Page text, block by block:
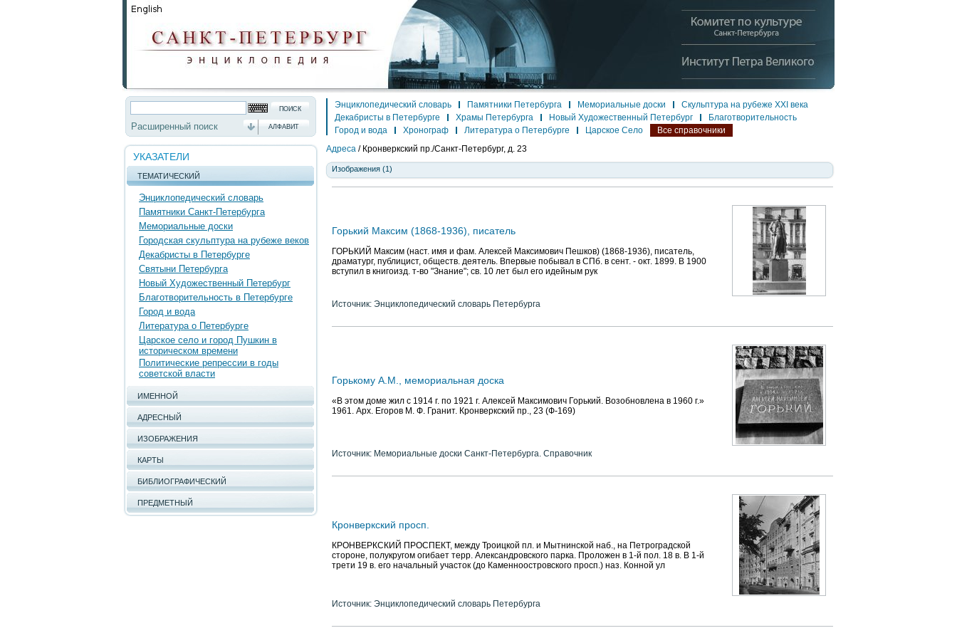
Расширенный поиск АЛФАВИТ
УКАЗАТЕЛИ
ТЕМАТИЧЕСКИЙ
Энциклопедический словарь
Памятники Санкт-Петербурга
Мемориальные доски
Городская скульптура на рубеже веков
Декабристы в Петербурге
Святыни Петербурга
Новый Художественный Петербург
Благотворительность в Петербурге
Город и вода
Литература о Петербурге
Царское село и город Пушкин в
историческом времени
Политические репрессии в годы
советской власти
ИМЕННОЙ
АДРЕСНЫЙ
ИЗОБРАЖЕНИЯ
КАРТЫ
БИБЛИОГРАФИЧЕСКИЙ
ПРЕДМЕТНЫЙ
Энциклопедический словарь Памятники Петербурга Мемориальные доски
Скульптура на рубеже XXI века
Декабристы в Петербурге
Храмы Петербурга Новый Художественный Петербург
Благотворительность
Город и вода
Хронограф Литература о Петербурге Царское Село
Все справочники
Адреса / Кронверкский пр./Санкт-Петербург, д. 23
Изображения (1)
Горький Максим (1868-1936), писатель
ГОРЬКИЙ Максим (наст. имя и фам. Алексей Максимович Пешков) (1868-1936), писатель,
драматург, публицист, обществ. деятель. Впервые побывал в СПб. в сент. - окт. 1899. В 1900
вступил в книгоизд. т-во "Знание"; св. 10 лет был его идейным рук
Источник: Энциклопедический словарь Петербурга
Горькому А.М., мемориальная доска
«В этом доме жил с 1914 г. по 1921 г. Алексей Максимович Горький. Возобновлена в 1960 г.»
1961. Арх. Егоров М. Ф. Гранит. Кронверкский пр., 23 (Ф-169)
Источник: Мемориальные доски Санкт-Петербурга. Справочник
Кронверкский просп.
КРОНВЕРКСКИЙ ПРОСПЕКТ, между Троицкой пл. и Мытнинской наб., на Петроградской
стороне, полукругом огибает терр. Александровского парка. Проложен в 1-й пол. 18 в. В 1-й
трети 19 в. его начальный участок (до Каменноостровского просп.) наз. Конной ул
Источник: Энциклопедический словарь Петербурга